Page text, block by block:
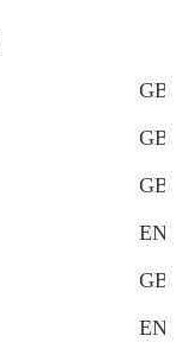
GB
GB
GB
EN
GB
EN